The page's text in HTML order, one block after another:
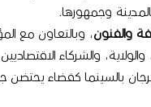
وجمهورها.
والفنون، وبالتعاون مع
والولاية، والشركاء
بالسينما كفضاء يحتضن